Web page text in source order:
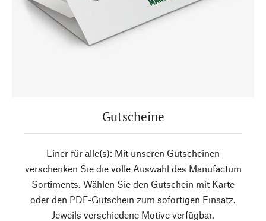
Gutscheine
Einer für alle(s): Mit unseren Gutscheinen
verschenken Sie die volle Auswahl des Manufactum
Sortiments. Wählen Sie den Gutschein mit Karte
oder den PDF-Gutschein zum sofortigen Einsatz.
Jeweils verschiedene Motive verfügbar.